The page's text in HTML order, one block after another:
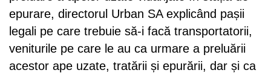
epurare, directorul Urban SA explicând pașii
legali pe care trebuie să-i facă transportatorii,
veniturile pe care le au ca urmare a preluării
acestor ape uzate, tratării și epurării, dar și ca